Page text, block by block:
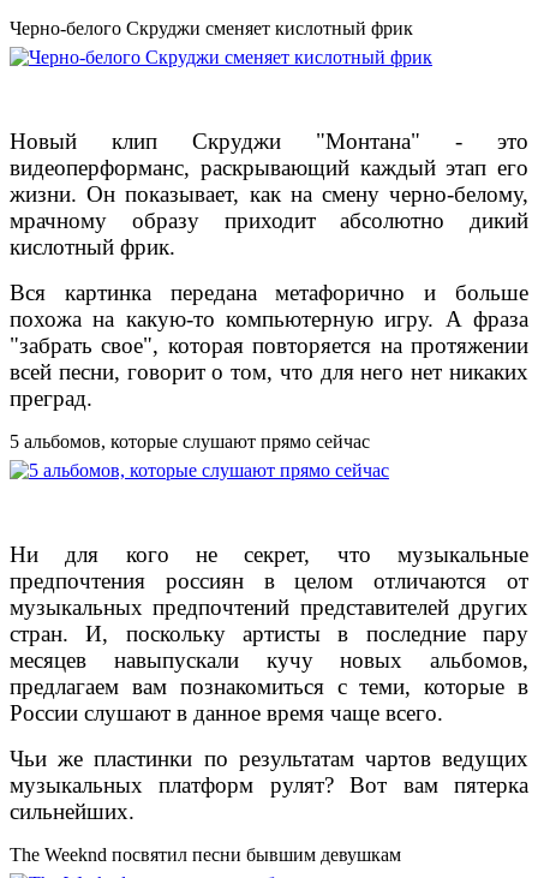
Черно-белого Скруджи сменяет кислотный фрик
Новый клип Скруджи "Монтана" - это
видеоперформанс, раскрывающий каждый этап его
жизни. Он показывает, как на смену черно-белому,
мрачному образу приходит абсолютно дикий
кислотный фрик.
Вся картинка передана метафорично и больше
похожа на какую-то компьютерную игру. А фраза
"забрать свое", которая повторяется на протяжении
всей песни, говорит о том, что для него нет никаких
преград.
5 альбомов, которые слушают прямо сейчас
Ни для кого не секрет, что музыкальные
предпочтения россиян в целом отличаются от
музыкальных предпочтений представителей других
стран. И, поскольку артисты в последние пару
месяцев навыпускали кучу новых альбомов,
предлагаем вам познакомиться с теми, которые в
России слушают в данное время чаще всего.
Чьи же пластинки по результатам чартов ведущих
музыкальных платформ рулят? Вот вам пятерка
сильнейших.
The Weeknd посвятил песни бывшим девушкам